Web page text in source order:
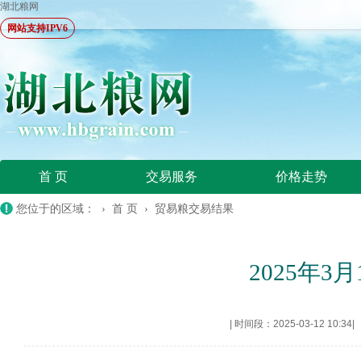
湖北粮网
网站支持IPV6
首 页 交易服务 价格走势
您位于的区域： › 首 页 › 贸易粮交易结果
2025年3
时间段：2025-03-12 10:34